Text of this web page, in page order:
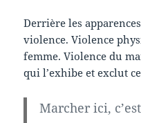
Derrière les
violence. Violence
femme. Violence du
qui l’exhibe et exclut
Marcher ici,